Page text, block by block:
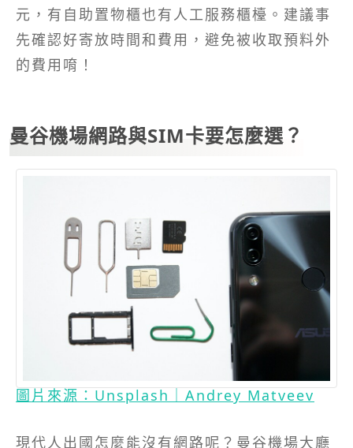
元，有自助置物櫃也有人工服務櫃檯。建議事
先確認好寄放時間和費用，避免被收取預料外
的費用唷！
曼谷機場網路與SIM卡要怎麼選？
圖片來源：Unsplash｜Andrey Matveev
現代人出國怎麼能沒有網路呢？曼谷機場大廳